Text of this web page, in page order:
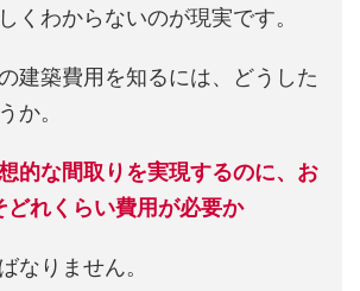
くわからないのが現実です。
建築費用を知るには、どうした
か。
的な間取りを実現するのに、お
どれくらい費用が必要か
なりません。